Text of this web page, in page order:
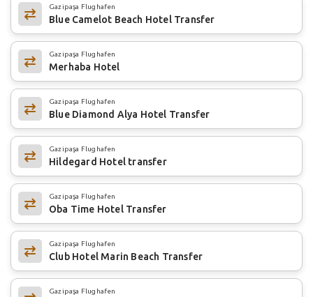
Gazipaşa Flughafen
Blue Camelot Beach Hotel Transfer
Gazipaşa Flughafen
Merhaba Hotel
Gazipaşa Flughafen
Blue Diamond Alya Hotel Transfer
Gazipaşa Flughafen
Hildegard Hotel transfer
Gazipaşa Flughafen
Oba Time Hotel Transfer
Gazipaşa Flughafen
Club Hotel Marin Beach Transfer
Gazipaşa Flughafen